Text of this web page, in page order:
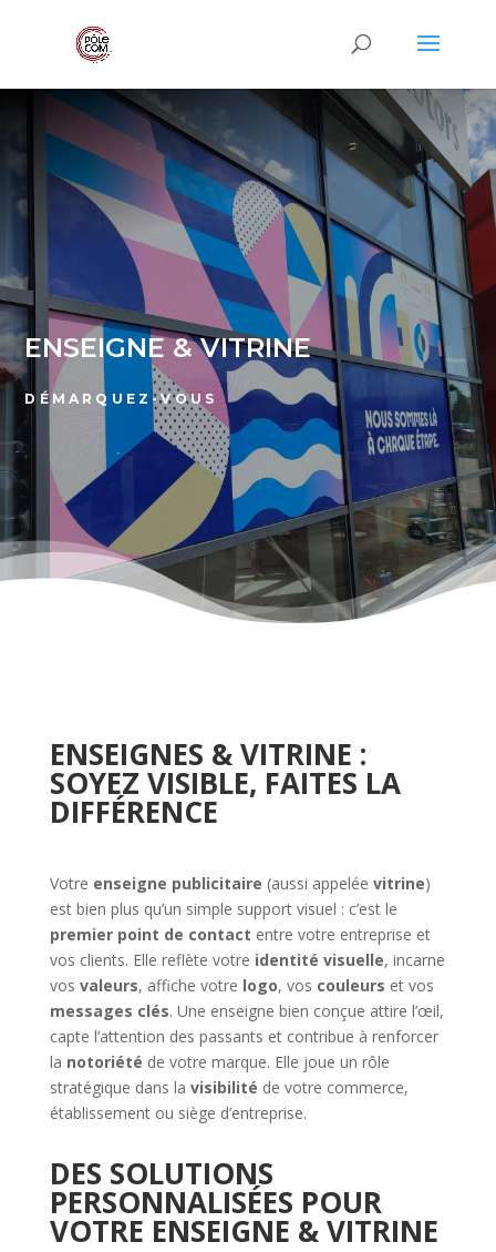
ENSEIGNE & VITRINE
DÉMARQUEZ-VOUS
ENSEIGNES & VITRINE :
SOYEZ VISIBLE, FAITES LA
DIFFÉRENCE
Votre enseigne publicitaire (aussi appelée vitrine)
est bien plus qu’un simple support visuel : c’est le
premier point de contact entre votre entreprise et
vos clients. Elle reflète votre identité visuelle, incarne
vos valeurs, affiche votre logo, vos couleurs et vos
messages clés. Une enseigne bien conçue attire l’œil,
capte l’attention des passants et contribue à renforcer
la notoriété de votre marque. Elle joue un rôle
stratégique dans la visibilité de votre commerce,
établissement ou siège d’entreprise.
DES SOLUTIONS
PERSONNALISÉES POUR
VOTRE ENSEIGNE & VITRINE